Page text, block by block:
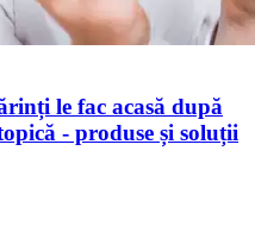
le fac acasă după
- produse și soluții